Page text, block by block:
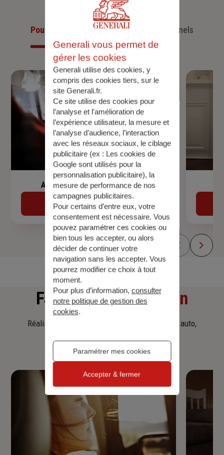
Pour les particuliersPour les professionnels
Assurance de prêt immobilier
Découvrir
Faitesune simulation
Réalisez une simulation tarifaire d'assurance, auto,
Generali vous permet de
gérer les cookies
Generali utilise des cookies, y
compris des cookies tiers, sur le
site Generali.fr.
Ce site utilise des cookies pour
l’analyse et l'amélioration de
l’expérience utilisateur, la mesure et
l’analyse d’audience, l’interaction
avec les réseaux sociaux, le ciblage
publicitaire (ex : Les cookies de
Google sont utilisés pour la
personnalisation publicitaire), la
mesure de performance de nos
campagnes publicitaires.
Pour certains d’entre eux, votre
consentement est nécessaire. Vous
pouvez paramétrer ces cookies ou
bien tous les accepter, ou alors
décider de continuer votre
navigation sans les accepter. Vous
pourrez modifier ce choix à tout
moment.
Pour plus d’information, consulter
notre politique de gestion des
cookies.
Paramétrer mes cookies
Accepter & fermer